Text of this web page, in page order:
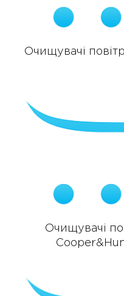
Очищувачі
Очищувачі